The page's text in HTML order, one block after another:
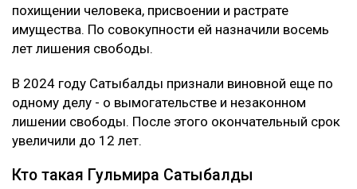
похищении человека, присвоении и растрате
имущества. По совокупности ей назначили восемь
лет лишения свободы.
В 2024 году Сатыбалды признали виновной еще по
одному делу - о вымогательстве и незаконном
лишении свободы. После этого окончательный срок
увеличили до 12 лет.
Кто такая Гульмира Сатыбалды